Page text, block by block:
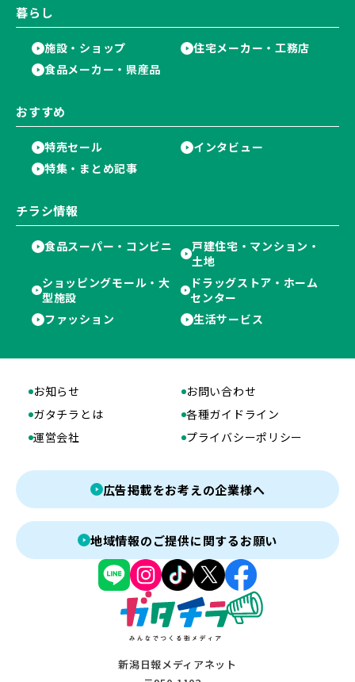
暮らし
施設・ショップ
住宅メーカー・工務店
食品メーカー・県産品
おすすめ
特売セール
インタビュー
特集・まとめ記事
チラシ情報
食品スーパー・コンビニ
戸建住宅・マンション・
土地
ショッピングモール・大
型施設
ドラッグストア・ホーム
センター
ファッション
生活サービス
新潟日報メディアネット
お知らせ
お問い合わせ
ガタチラとは
各種ガイドライン
運営会社
プライバシーポリシー
広告掲載をお考えの企業様へ
地域情報のご提供に関するお願い